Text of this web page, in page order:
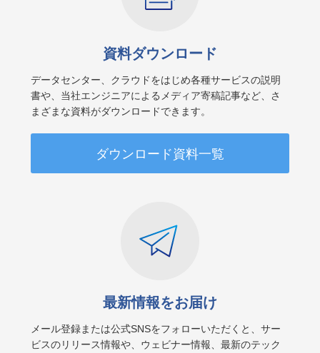
資料ダウンロード
データセンター、クラウドをはじめ各種サービスの説明
書や、当社エンジニアによるメディア寄稿記事など、さ
まざまな資料がダウンロードできます。
ダウンロード資料一覧
最新情報をお届け
メール登録または公式SNSをフォローいただくと、サー
ビスのリリース情報や、ウェビナー情報、最新のテック